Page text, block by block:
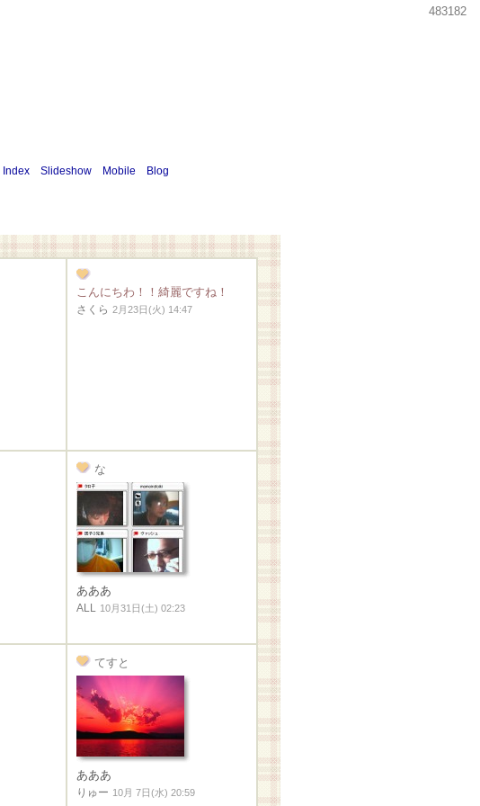
483182
Index Slideshow Mobile Blog
こんにちわ！！綺麗ですね！
さくら 2月23日(火) 14:47
な
あああ
ALL 10月31日(土) 02:23
てすと
あああ
りゅー 10月 7日(水) 20:59